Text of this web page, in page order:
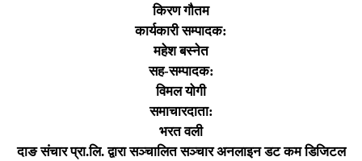
किरण गौतम
कार्यकारी सम्पादक:
महेश बस्नेत
सह-सम्पादक:
विमल योगी
समाचारदाता:
भरत वली
दाङ संचार प्रा.लि. द्वारा सञ्चालित सञ्चार अनलाइन डट कम डिजिटल